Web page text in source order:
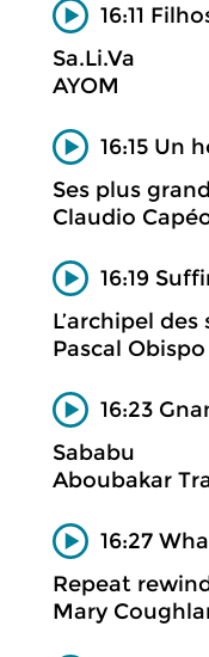
16:11
Sa.Li.Va
AYOM
16:15 Un
Ses plus
Claudio
16:19
L’archipel
Pascal
16:23
Sababu
Aboubakar
16:27
Repeat
Mary